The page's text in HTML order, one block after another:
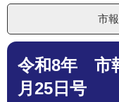
市
本
令和8年 市
月25日号